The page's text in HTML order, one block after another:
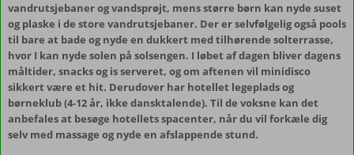
vandrutsjebaner og vandsprøjt, mens større børn kan nyde suset
og plaske i de store vandrutsjebaner. Der er selvfølgelig også pools
til bare at bade og nyde en dukkert med tilhørende solterrasse,
hvor I kan nyde solen på solsengen. I løbet af dagen bliver dagens
måltider, snacks og is serveret, og om aftenen vil minidisco
sikkert være et hit. Derudover har hotellet legeplads og
børneklub (4-12 år, ikke dansktalende). Til de voksne kan det
anbefales at besøge hotellets spacenter, når du vil forkæle dig
selv med massage og nyde en afslappende stund.